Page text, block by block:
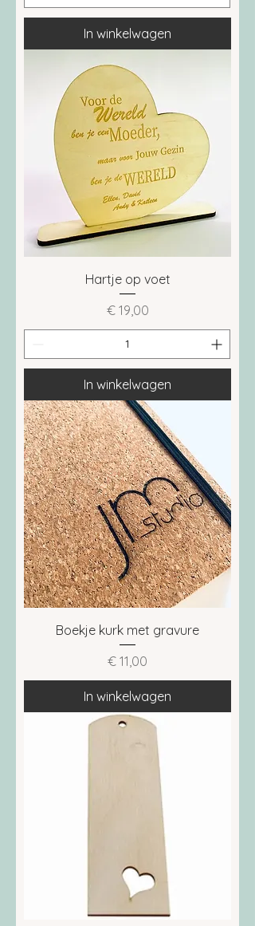
In winkelwagen
Hartje op voet
Prijs
€ 19,00
In winkelwagen
Boekje kurk met gravure
Prijs
€ 11,00
In winkelwagen